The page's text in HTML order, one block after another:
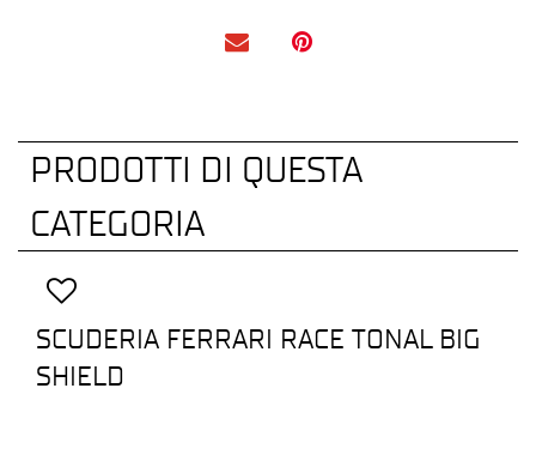
PRODOTTI DI QUESTA
CATEGORIA
SCUDERIA FERRARI RACE TONAL BIG
SHIELD